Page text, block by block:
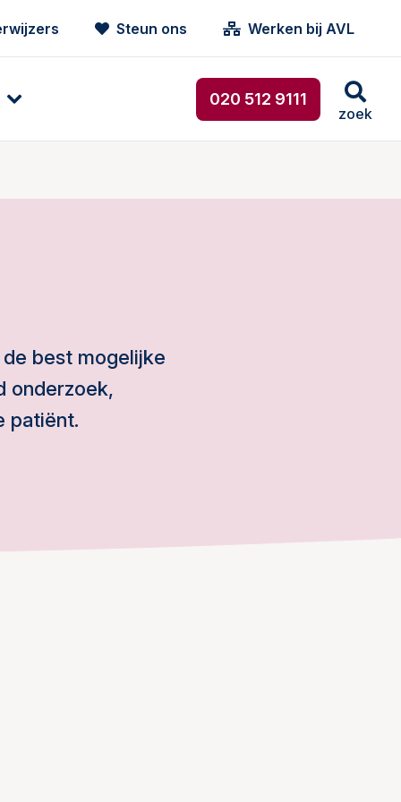
Steun ons Werken bij AVL
020 512 9111
zoek
best mogelijke
onderzoek,
patiënt.